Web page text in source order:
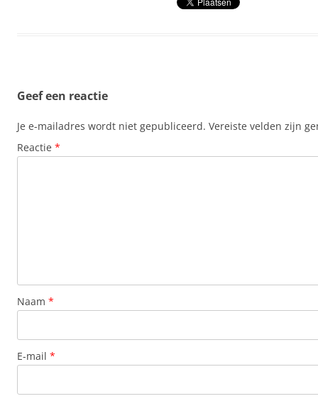
Geef een reactie
Je e-mailadres wordt niet gepubliceerd. Vereiste velden zijn
Reactie *
Naam *
E-mail *